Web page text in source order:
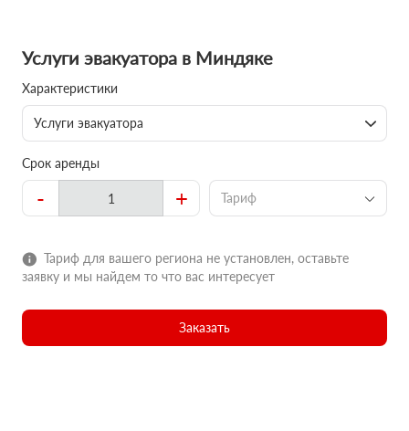
Услуги эвакуатора в Миндяке
Характеристики
Услуги эвакуатора
Срок аренды
- + Тариф
Тариф для вашего региона не установлен, оставьте
заявку и мы найдем то что вас интересует
Заказать